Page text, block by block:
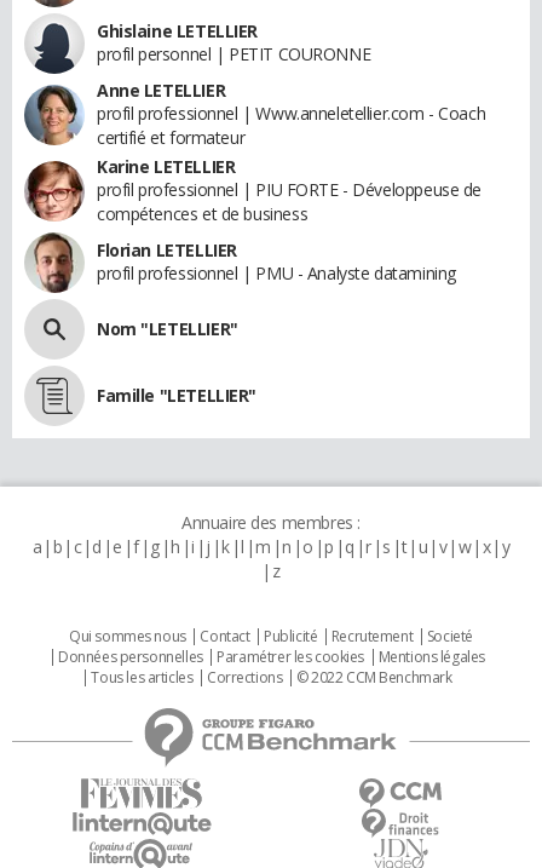
Ghislaine LETELLIER
profil personnel | PETIT COURONNE
Anne LETELLIER
profil professionnel | Www.anneletellier.com - Coach
certifié et formateur
Karine LETELLIER
profil professionnel | PIU FORTE - Développeuse de
compétences et de business
Florian LETELLIER
profil professionnel | PMU - Analyste datamining
Nom "LETELLIER"
Famille "LETELLIER"
Annuaire des membres :
a b c d e f g h i j k l m n o p q r s t u v w x y
z
Qui sommes nous Contact Publicité Recrutement
Societé
Données personnelles
Paramétrer les cookies
Mentions légales
Tous les articles
Corrections © 2022 CCM Benchmark